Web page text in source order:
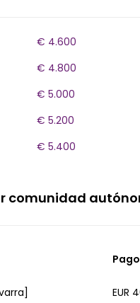
€ 4.600
€ 4.800
€ 5.000
€ 5.200
€ 5.400
comunidad
EUR